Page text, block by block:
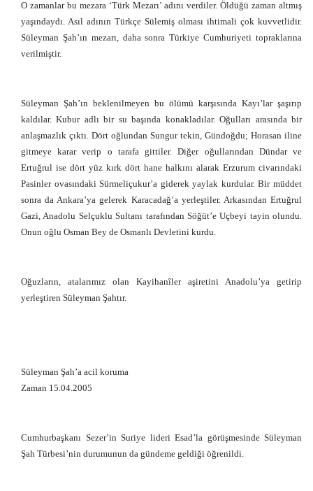
O zamanlar bu mezara ‘Türk Mezarı’ adını verdiler. Öldüğü zaman altmış
yaşındaydı. Asıl adının Türkçe Sülemiş olması ihtimali çok kuvvetlidir.
Süleyman Şah’ın mezarı, daha sonra Türkiye Cumhuriyeti topraklarına
verilmiştir.
Süleyman Şah’ın beklenilmeyen bu ölümü karşısında Kayı’lar şaşırıp
kaldılar. Kubur adlı bir su başında konakladılar. Oğulları arasında bir
anlaşmazlık çıktı. Dört oğlundan Sungur tekin, Gündoğdu; Horasan iline
gitmeye karar verip o tarafa gittiler. Diğer oğullarından Dündar ve
Ertuğrul ise dört yüz kırk dört hane halkını alarak Erzurum civarındaki
Pasinler ovasındaki Sürmeliçukur’a giderek yaylak kurdular. Bir müddet
sonra da Ankara’ya gelerek Karacadağ’a yerleştiler. Arkasından Ertuğrul
Gazi, Anadolu Selçuklu Sultanı tarafından Söğüt’e Uçbeyi tayin olundu.
Onun oğlu Osman Bey de Osmanlı Devletini kurdu.
Oğuzların, atalarımız olan Kayihanîler aşiretini Anadolu’ya getirip
yerleştiren Süleyman Şahtır.
Süleyman Şah’a acil koruma
Zaman 15.04.2005
Cumhurbaşkanı Sezer’in Suriye lideri Esad’la görüşmesinde Süleyman
Şah Türbesi’nin durumunun da gündeme geldiği öğrenildi.